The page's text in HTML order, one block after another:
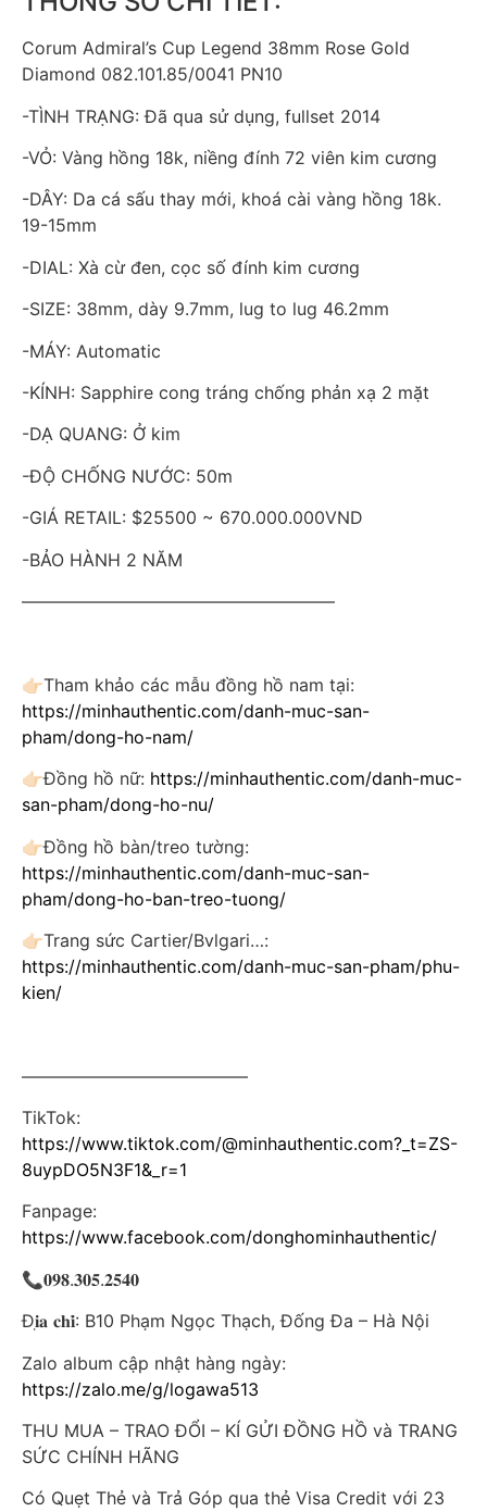
Corum Admiral’s Cup Legend 38mm Rose Gold
Diamond 082.101.85/0041 PN10
-TÌNH TRẠNG: Đã qua sử dụng, fullset 2014
-VỎ: Vàng hồng 18k, niềng đính 72 viên kim cương
-DÂY: Da cá sấu thay mới, khoá cài vàng hồng 18k.
19-15mm
-DIAL: Xà cừ đen, cọc số đính kim cương
-SIZE: 38mm, dày 9.7mm, lug to lug 46.2mm
-MÁY: Automatic
-KÍNH: Sapphire cong tráng chống phản xạ 2 mặt
-DẠ QUANG: Ở kim
-ĐỘ CHỐNG NƯỚC: 50m
-GIÁ RETAIL: $25500 ~ 670.000.000VND
-BẢO HÀNH 2 NĂM
——————————————————
👉🏻Tham khảo các mẫu đồng hồ nam tại:
https://minhauthentic.com/danh-muc-san-
pham/dong-ho-nam/
👉🏻Đồng hồ nữ: https://minhauthentic.com/danh-muc-
san-pham/dong-ho-nu/
👉🏻Đồng hồ bàn/treo tường:
https://minhauthentic.com/danh-muc-san-
pham/dong-ho-ban-treo-tuong/
👉🏻Trang sức Cartier/Bvlgari…:
https://minhauthentic.com/danh-muc-san-pham/phu-
kien/
—————————————
TikTok:
https://www.tiktok.com/@minhauthentic.com?_t=ZS-
8uypDO5N3F1&_r=1
Fanpage:
https://www.facebook.com/donghominhauthentic/
📞𝟎𝟗𝟖.𝟑𝟎𝟓.𝟐𝟓𝟒𝟎
Đ𝐢̣𝐚 𝐜𝐡𝐢̉: B10 Phạm Ngọc Thạch, Đống Đa – Hà Nội
Zalo album cập nhật hàng ngày:
https://zalo.me/g/logawa513
THU MUA – TRAO ĐỔI – KÍ GỬI ĐỒNG HỒ và TRANG
SỨC CHÍNH HÃNG
Có Quẹt Thẻ và Trả Góp qua thẻ Visa Credit với 23